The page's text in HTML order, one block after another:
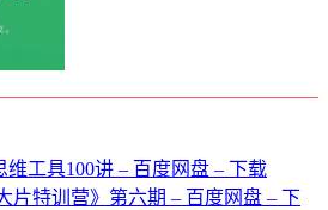
维⼯具100讲 – 百度网盘 – 下载
片特训营》第六期 – 百度网盘 – 下